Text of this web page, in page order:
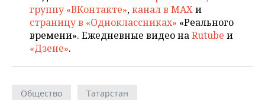
группу «ВКонтакте»,канал в MAXи
страницу в «Одноклассниках» «Реального
времени». Ежедневные видео наRutube и
«Дзене».
Общество Татарстан